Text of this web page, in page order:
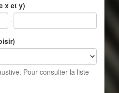
x et y)
-
Pour consulter la liste